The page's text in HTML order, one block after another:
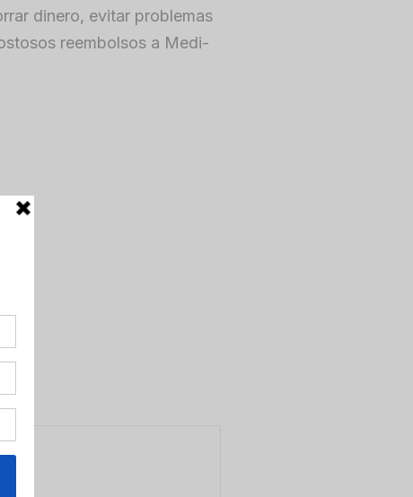
dinero, evitar problemas
reembolsos a Medi-